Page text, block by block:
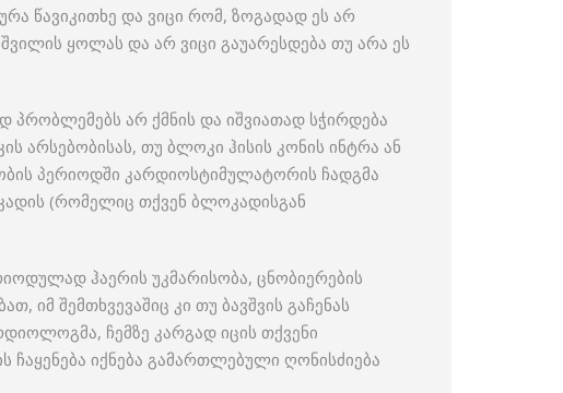
წავიკითხე და ვიცი რომ, ზოგადად ეს არ
ყოლას და არ ვიცი გაუარესდება თუ არა ეს
პრობლემებს არ ქმნის და იშვიათად სჭირდება
თუ ბლოკი ჰისის კონის ინტრა ან
პერიოდში კარდიოსტიმულატორის ჩადგმა
(რომელიც თქვენ ბლოკადისგან
ჰაერის უკმარისობა, ცნობიერების
იმ შემთხვევაშიც კი თუ ბავშვის გაჩენას
ჩემზე კარგად იცის თქვენი
იქნება გამართლებული ღონისძიება